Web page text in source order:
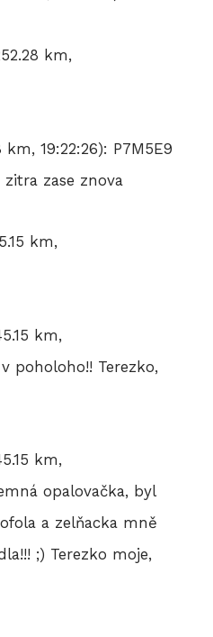
km,
19:22:26): P7M5E9
zase znova
km,
km,
poholoho!! Terezko,
km,
opalovačka, byl
a zelňacka mně
;) Terezko moje,